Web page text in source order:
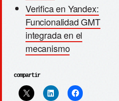
Verifica en Yandex:
Funcionalidad GMT
integrada en el
mecanismo
compartir